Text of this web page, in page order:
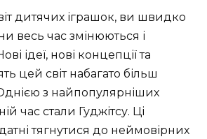
дитячих іграшок, ви швидко
весь час змінюються і
ідеї, нові концепції та
цей світ набагато більш
з найпопулярніших
час стали Гуджітсу. Ці
тягнутися до неймовірних